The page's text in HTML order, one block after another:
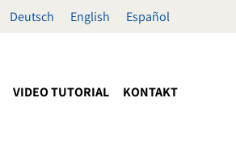
Deutsch English Español
VIDEO TUTORIAL KONTAKT